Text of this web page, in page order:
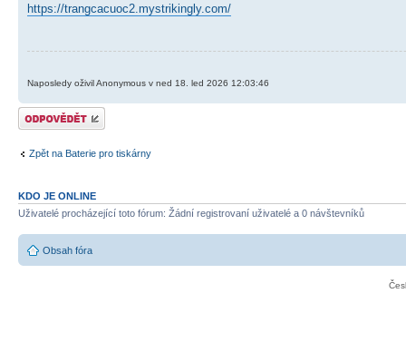
https://trangcacuoc2.mystrikingly.com/
Naposledy oživil Anonymous v ned 18. led 2026 12:03:46
Odeslat odpověď
Zpět na Baterie pro tiskárny
KDO JE ONLINE
Uživatelé procházející toto fórum: Žádní registrovaní uživatelé a 0 návštevníků
Obsah fóra